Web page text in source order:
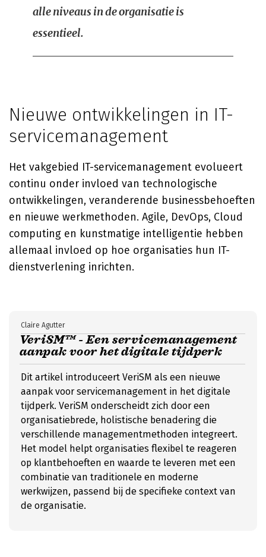
alle niveaus in de organisatie is
essentieel.
Nieuwe ontwikkelingen in IT-
servicemanagement
Het vakgebied IT-servicemanagement evolueert
continu onder invloed van technologische
ontwikkelingen, veranderende businessbehoeften
en nieuwe werkmethoden. Agile, DevOps, Cloud
computing en kunstmatige intelligentie hebben
allemaal invloed op hoe organisaties hun IT-
dienstverlening inrichten.
VeriSM™ - Een servicemanagement
aanpak voor het digitale tijdperk
Claire Agutter
Dit artikel introduceert VeriSM als een nieuwe
aanpak voor servicemanagement in het digitale
tijdperk. VeriSM onderscheidt zich door een
organisatiebrede, holistische benadering die
verschillende managementmethoden integreert.
Het model helpt organisaties flexibel te reageren
op klantbehoeften en waarde te leveren met een
combinatie van traditionele en moderne
werkwijzen, passend bij de specifieke context van
de organisatie.